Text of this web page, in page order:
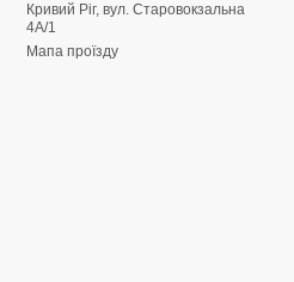
Кривий Ріг, вул. Старовокзальна
4А/1
Мапа проїзду